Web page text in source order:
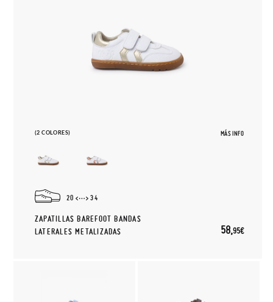
(2 COLORES) MÁS INFO
20 34
ZAPATILLAS BAREFOOT BANDAS
LATERALES METALIZADAS
58,95€